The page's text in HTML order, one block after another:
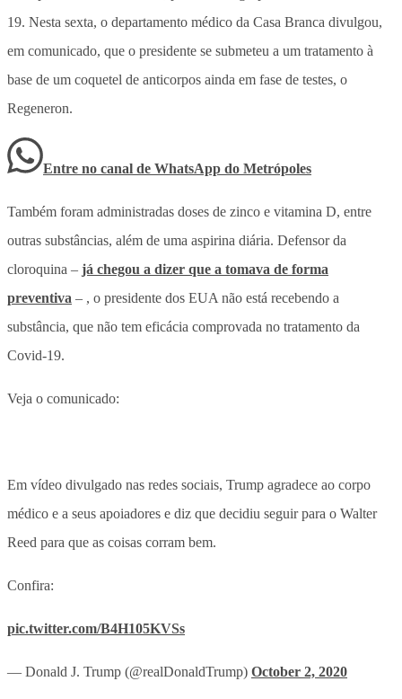
19. Nesta sexta, o departamento médico da Casa Branca divulgou,
em comunicado, que o presidente se submeteu a um tratamento à
base de um coquetel de anticorpos ainda em fase de testes, o
Regeneron.
Entre no canal de WhatsApp do Metrópoles
Também foram administradas doses de zinco e vitamina D, entre
outras substâncias, além de uma aspirina diária. Defensor da
cloroquina – já chegou a dizer que a tomava de forma
preventiva – , o presidente dos EUA não está recebendo a
substância, que não tem eficácia comprovada no tratamento da
Covid-19.
Veja o comunicado:
Em vídeo divulgado nas redes sociais, Trump agradece ao corpo
médico e a seus apoiadores e diz que decidiu seguir para o Walter
Reed para que as coisas corram bem.
Confira:
pic.twitter.com/B4H105KVSs
— Donald J. Trump (@realDonaldTrump) October 2, 2020